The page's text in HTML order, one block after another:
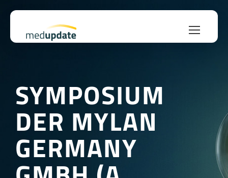
SYMPOSIUM
DER MYLAN
GERMANY